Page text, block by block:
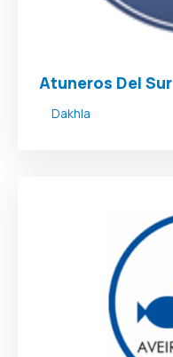
Atuneros Del Sur
Dakhla